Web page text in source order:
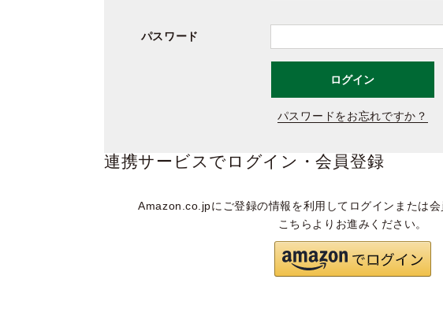
パスワード
ログイン
パスワードをお忘れですか？
連携サービスでログイン・会員登録
Amazon.co.jpにご登録の情報を利用して ログインまたは
こちらよりお進みください。